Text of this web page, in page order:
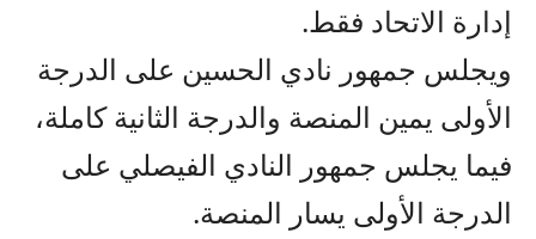
إدارة الاتحاد فقط.
ويجلس جمهور نادي الحسين على الدرجة
الأولى يمين المنصة والدرجة الثانية كاملة،
فيما يجلس جمهور النادي الفيصلي على
الدرجة الأولى يسار المنصة.